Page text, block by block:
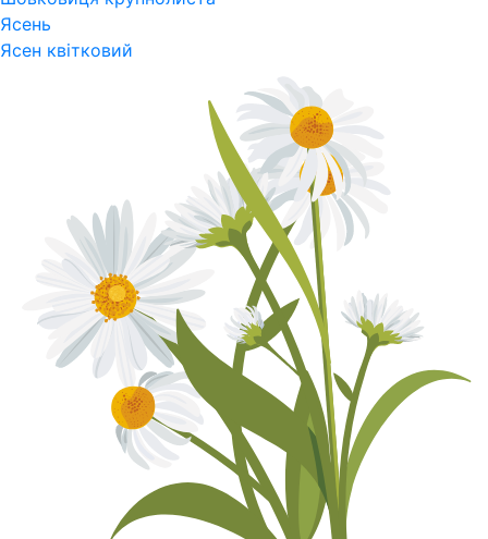
Ясень
Ясен квітковий